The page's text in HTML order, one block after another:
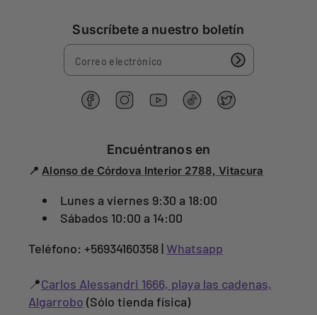
Suscríbete a nuestro boletín
F
o
k
I
t
g
a
m
Y
T
b
T
T
k
G
o
Encuéntranos en
📍Alonso de Córdova Interior 2788, Vitacura
Lunes a viernes 9:30 a 18:00
Sábados 10:00 a 14:00
Teléfono: +56934160358 |Whatsapp
📍Carlos Alessandri 1666, playa las cadenas,
Algarrobo (Sólo tienda física)